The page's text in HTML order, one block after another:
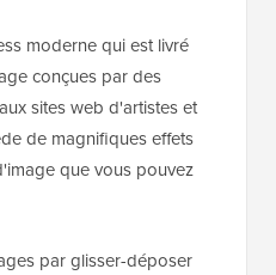
moderne qui est livré
conçues par des
sites web d'artistes et
de magnifiques effets
que vous pouvez
par glisser-déposer